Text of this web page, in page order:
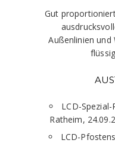
Gut
Außenlinien und
LCD-
Ratheim,
LCD-